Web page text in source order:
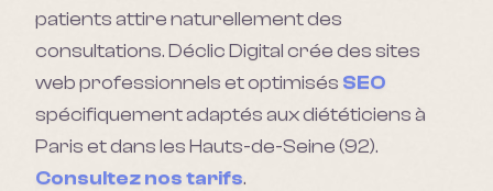
patients attire naturellement des
consultations.Déclic Digital crée des sites
web professionnels et optimisés SEO
spécifiquement adaptés auxdiététiciens à
Paris et dans les Hauts-de-Seine (92).
Consultez nos tarifs.